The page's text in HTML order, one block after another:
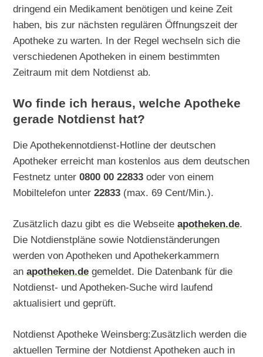
dringend ein Medikament benötigen und keine Zeit
haben, bis zur nächsten regulären Öffnungszeit der
Apotheke zu warten. In der Regel wechseln sich die
verschiedenen Apotheken in einem bestimmten
Zeitraum mit dem Notdienst ab.
Wo finde ich heraus, welche Apotheke
gerade Notdienst hat?
Die Apothekennotdienst-Hotline der deutschen
Apotheker erreicht man kostenlos aus dem deutschen
Festnetz unter0800 00 22833 oder von einem
Mobiltelefon unter22833 (max. 69 Cent/Min.).
Zusätzlich dazu gibt es die Webseiteapotheken.de.
Die Notdienstpläne sowie Notdienständerungen
werden von Apotheken und Apothekerkammern
anapotheken.de gemeldet. Die Datenbank für die
Notdienst- und Apotheken-Suche wird laufend
aktualisiert und geprüft.
Notdienst Apotheke Weinsberg:Zusätzlich werden die
aktuellen Termine der Notdienst Apotheken auch in